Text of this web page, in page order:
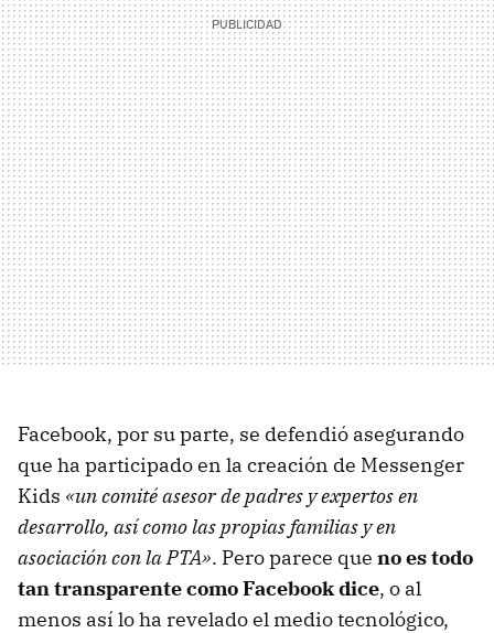
Facebook, por su parte, se defendió asegurando
que ha participado en la creación de Messenger
Kids «un comité asesor de padres y expertos en
desarrollo, así como las propias familias y en
asociación con la PTA». Pero parece que no es todo
tan transparente como Facebook dice, o al
menos así lo ha revelado el medio tecnológico,